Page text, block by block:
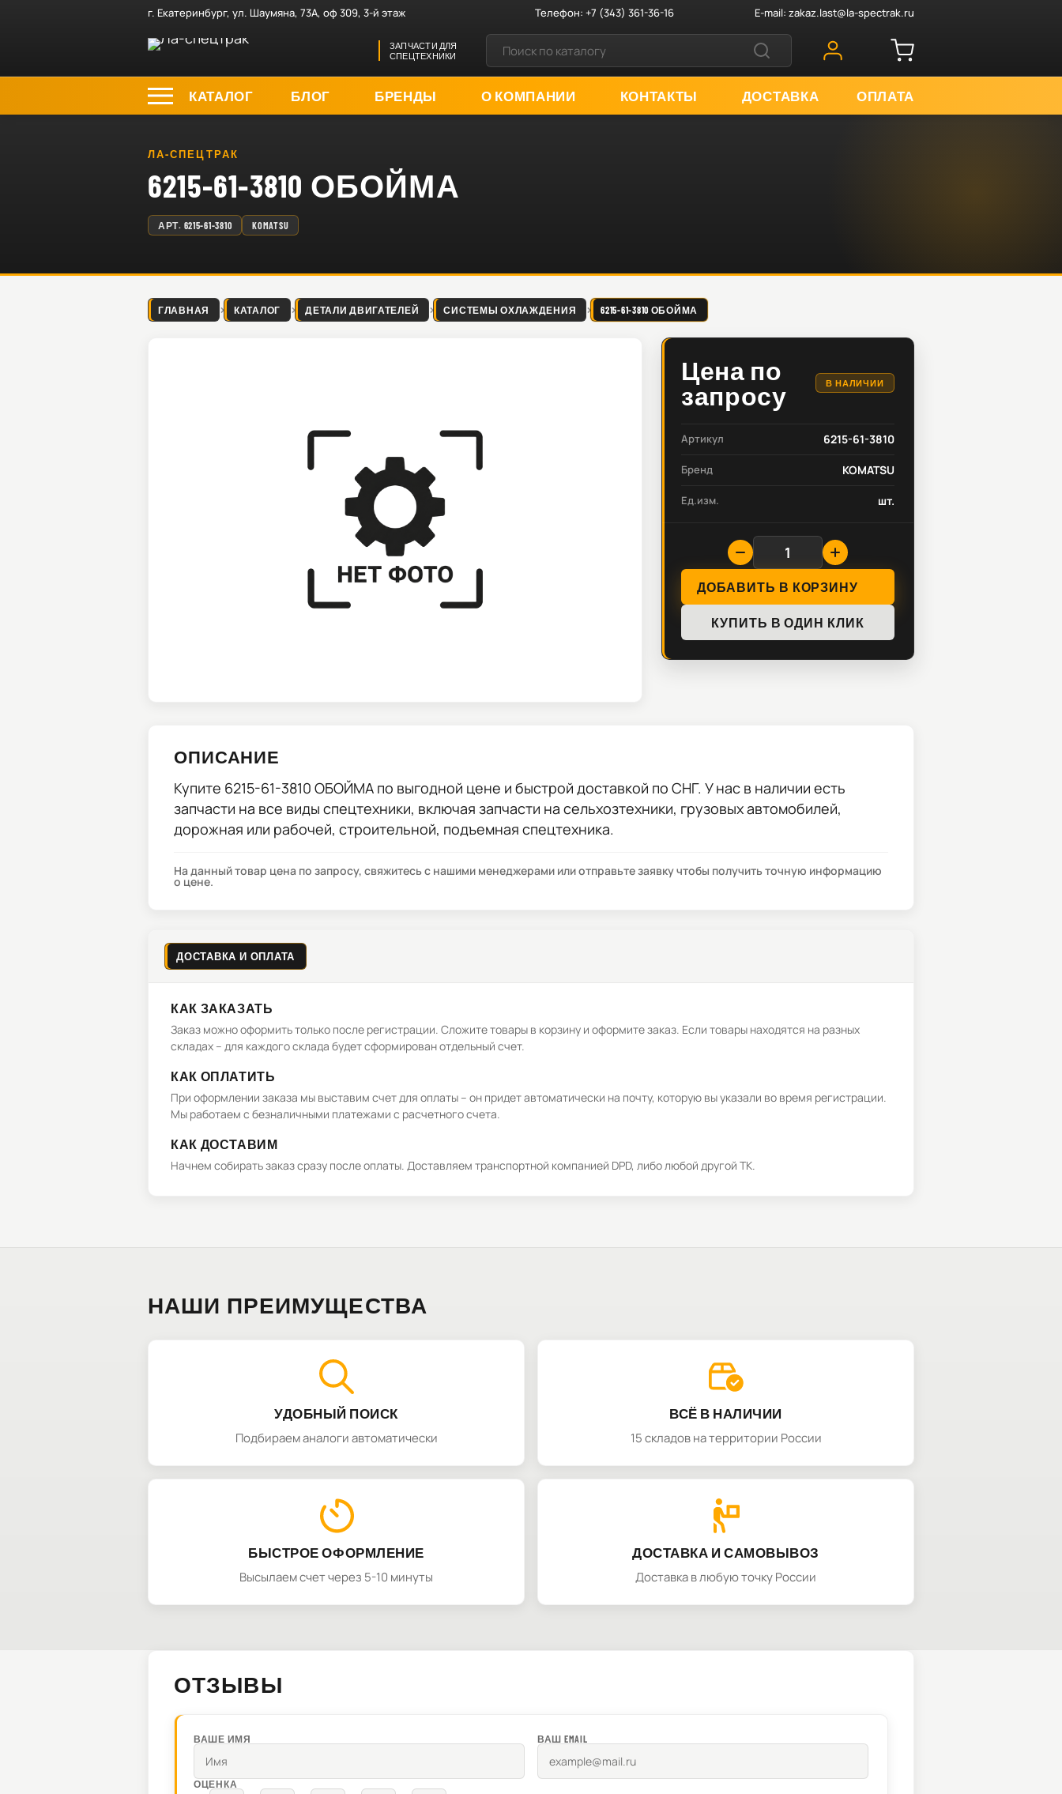
г. Екатеринбург, ул. Шаумяна, 73А, оф 309, 3-й этаж Телефон:+7 (343) 361-36-16 E-mail: zakaz.last@la-spectrak.ru
ЗАПЧАСТИ ДЛЯ
СПЕЦТЕХНИКИ
КАТАЛОГ БЛОГ БРЕНДЫ О КОМПАНИИ КОНТАКТЫ ДОСТАВКА ОПЛАТА
ЛА-СПЕЦТРАК
6215-61-3810 ОБОЙМА
АРТ. 6215-61-3810 KOMATSU
ГЛАВНАЯ КАТАЛОГ ДЕТАЛИ ДВИГАТЕЛЕЙ СИСТЕМЫ ОХЛАЖДЕНИЯ 6215-61-3810 ОБОЙМА
Цена по
запросу
В НАЛИЧИИ
Артикул 6215-61-3810
Бренд KOMATSU
Ед.изм. шт.
ДОБАВИТЬ В КОРЗИНУ
КУПИТЬ В ОДИН КЛИК
ОПИСАНИЕ
Купите 6215-61-3810 ОБОЙМА по выгодной цене и быстрой доставкой по СНГ. У нас в наличии есть
запчасти на все виды спецтехники, включая запчасти на сельхозтехники, грузовых автомобилей,
дорожная или рабочей, строительной, подъемная спецтехника.
На данный товар цена по запросу, свяжитесь с нашими менеджерами или отправьте заявку чтобы получить точную информацию
о цене.
ДОСТАВКА И ОПЛАТА
КАК ЗАКАЗАТЬ
Заказ можно оформить только после регистрации. Сложите товары в корзину и оформите заказ. Если товары находятся на разных
складах – для каждого склада будет сформирован отдельный счет.
КАК ОПЛАТИТЬ
При оформлении заказа мы выставим счет для оплаты – он придет автоматически на почту, которую вы указали во время регистрации.
Мы работаем с безналичными платежами с расчетного счета.
КАК ДОСТАВИМ
Начнем собирать заказ сразу после оплаты. Доставляем транспортной компанией DPD, либо любой другой ТК.
НАШИ ПРЕИМУЩЕСТВА
УДОБНЫЙ ПОИСК
Подбираем аналоги автоматически
ВСЁ В НАЛИЧИИ
15 складов на территории России
БЫСТРОЕ ОФОРМЛЕНИЕ
Высылаем счет через 5-10 минуты
ДОСТАВКА И САМОВЫВОЗ
Доставка в любую точку России
ОТЗЫВЫ
ВАШЕ ИМЯ ВАШ EMAIL
ОЦЕНКА